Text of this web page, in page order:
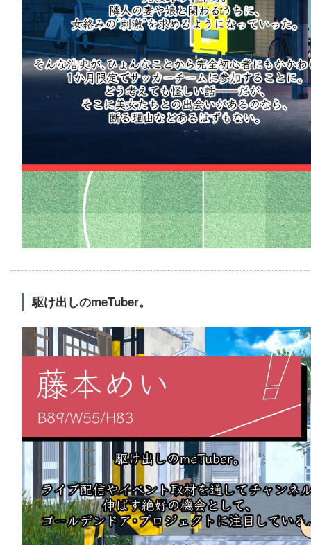
駆け出しのmeTuber。